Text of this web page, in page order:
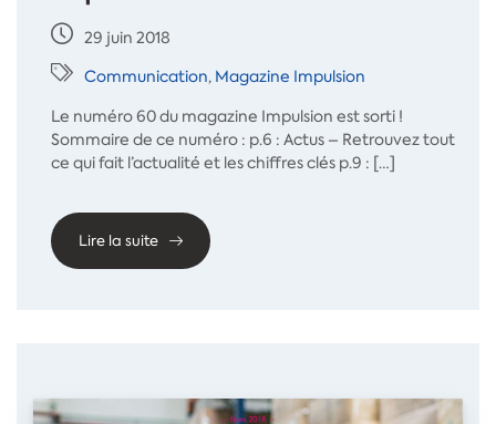
29 juin 2018
Communication, Magazine Impulsion
Le numéro 60 du magazine Impulsion est sorti !
Sommaire de ce numéro : p.6 : Actus – Retrouvez tout
ce qui fait l’actualité et les chiffres clés p.9 : […]
Lire la suite